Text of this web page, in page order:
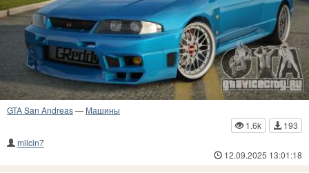
GTA San Andreas— Машины
1.6k
193
milcin7
12.09.2025 13:01:18